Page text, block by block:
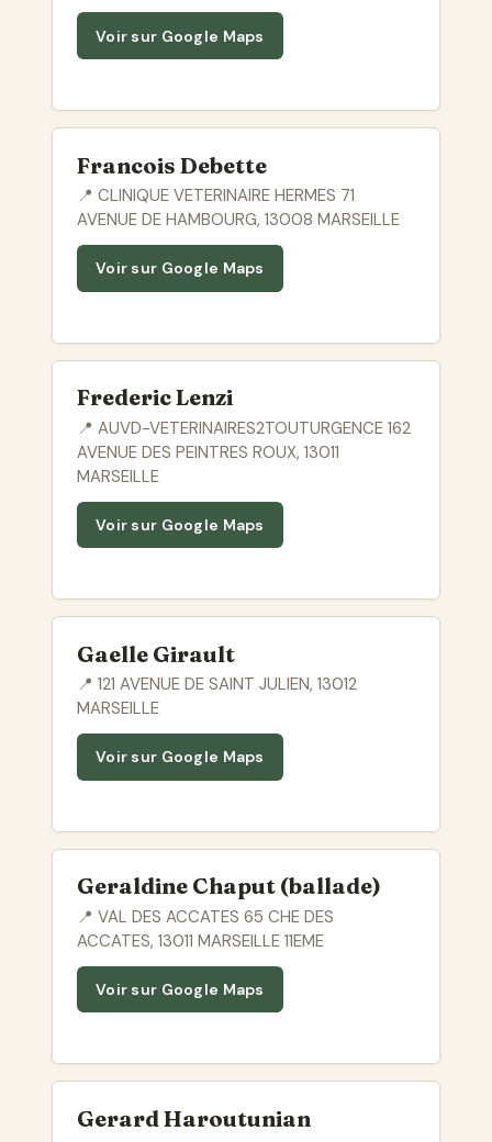
Voir sur Google Maps
Francois Debette
📍 CLINIQUE VETERINAIRE HERMES 71
AVENUE DE HAMBOURG, 13008 MARSEILLE
Voir sur Google Maps
Frederic Lenzi
📍 AUVD-VETERINAIRES2TOUTURGENCE 162
AVENUE DES PEINTRES ROUX, 13011
MARSEILLE
Voir sur Google Maps
Gaelle Girault
📍 121 AVENUE DE SAINT JULIEN, 13012
MARSEILLE
Voir sur Google Maps
Geraldine Chaput (ballade)
📍 VAL DES ACCATES 65 CHE DES
ACCATES, 13011 MARSEILLE 11EME
Voir sur Google Maps
Gerard Haroutunian